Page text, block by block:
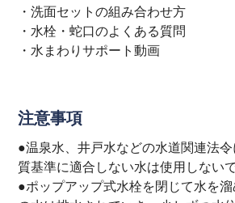
・洗面セットの組み合わせ方
・ 水栓・蛇口のよくある質問
・ 水まわりサポート動画
注意事項
●温泉水、井戸水などの水道関連法
質基準に適合しない水は使用しない
●ポップアップ式水栓を閉じて水を